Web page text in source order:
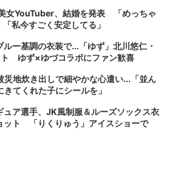
女YouTuber、結婚を発表 「めっちゃ
私今すごく安定してる」
ー基調の衣装で...「ゆず」北川悠仁・
ゆず×ゆづコラボにファン歓喜
災地炊き出しで細やかな心遣い...「並ん
てくれた子にシールを」
ュア選手、JK風制服＆ルーズソックス衣
ット 「りくりゅう」アイスショーで